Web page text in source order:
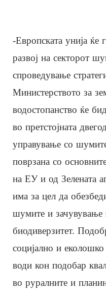
-Европската унија
развој на секторот
спроведување
Министерството за
водостопанство ќе
во претстојната
управување со
поврзана со
на ЕУ и од Зелената
има за цел да
шумите и
биодиверзитет.
социјално и
води кон подобар
во руралните и